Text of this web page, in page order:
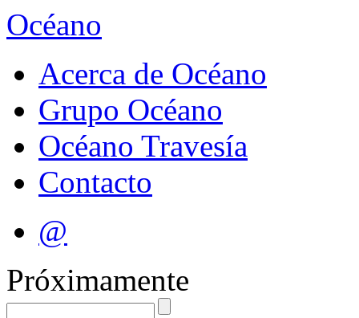
Océano
Acerca de Océano
Grupo Océano
Océano Travesía
Contacto
@
Próximamente